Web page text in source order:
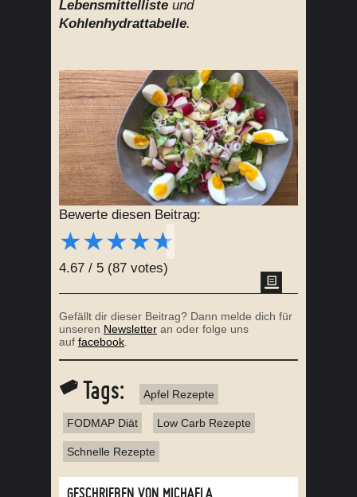
Bewerte diesen Beitrag:
★★★★★
4.67 / 5 (87 votes)
Lebensmittelliste und
Kohlenhydrattabelle.
Gefällt dir dieser Beitrag? Dann melde dich für
unseren Newsletter an oder folge uns
auf facebook
Tags: Apfel Rezepte
FODMAP Diät Low Carb Rezepte
Schnelle Rezepte
GESCHRIEBEN VON MICHAELA